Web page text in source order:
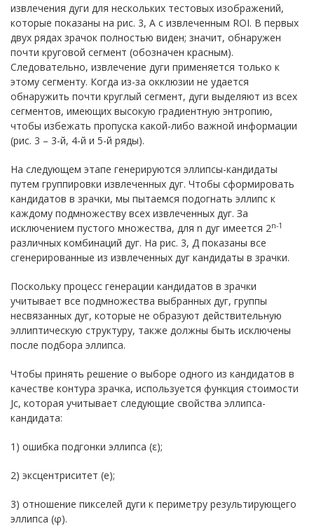
извлечения дуги для нескольких тестовых изображений,
которые показаны на рис. 3, А с извлеченным ROI. В первых
двух рядах зрачок полностью виден; значит, обнаружен
почти круговой сегмент (обозначен красным).
Следовательно, извлечение дуги применяется только к
этому сегменту. Когда из-за окклюзии не удается
обнаружить почти круглый сегмент, дуги выделяют из всех
сегментов, имеющих высокую градиентную энтропию,
чтобы избежать пропуска какой-либо важной информации
(рис. 3 – 3-й, 4-й и 5-й ряды).
На следующем этапе генерируются эллипсы-кандидаты
путем группировки извлеченных дуг. Чтобы сформировать
кандидатов в зрачки, мы пытаемся подогнать эллипс к
каждому подмножеству всех извлеченных дуг. За
исключением пустого множества, для n дуг имеется 2n-1
различных комбинаций дуг. На рис. 3, Д показаны все
сгенерированные из извлеченных дуг кандидаты в зрачки.
Поскольку процесс генерации кандидатов в зрачки
учитывает все подмножества выбранных дуг, группы
несвязанных дуг, которые не образуют действительную
эллиптическую структуру, также должны быть исключены
после подбора эллипса.
Чтобы принять решение о выборе одного из кандидатов в
качестве контура зрачка, используется функция стоимости
Jc, которая учитывает следующие свойства эллипса-
кандидата:
1) ошибка подгонки эллипса (ε);
2) эксцентриситет (е);
3) отношение пикселей дуги к периметру результирующего
эллипса (φ).